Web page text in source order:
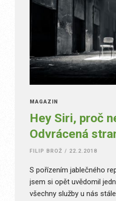
MAGAZÍN
Hey Siri, proč
Odvrácená
FILIP BROŽ / 22.2.2018
S pořízením jablečného
jsem si opět uvědomil
všechny služby u nás